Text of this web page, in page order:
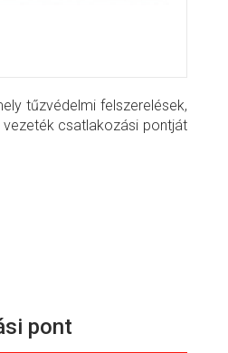
tűzvédelmi felszerelések,
vezeték csatlakozási pontját
pont